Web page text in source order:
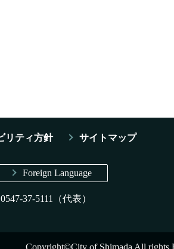
リティ方針 サイトマップ
Foreign Language
37-5111（代表）
Copyright©City of Shimada All rights